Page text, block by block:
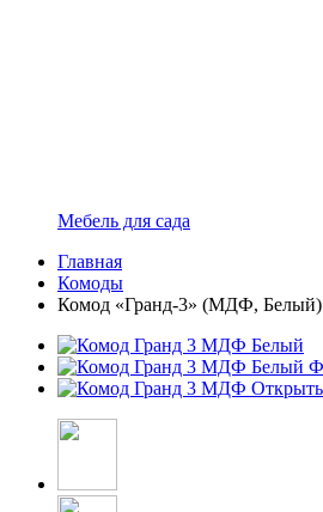
Мебель для сада
Главная
Комоды
Комод «Гранд-3» (МДФ, Белый)